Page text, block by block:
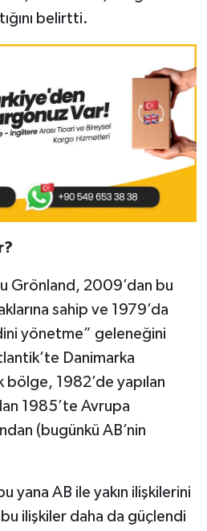
belirtti.
Grönland, 2009’dan bu
sahip ve 1979’da
yönetme” geleneğini
Danimarka
bölge, 1982’de yapılan
1985’te Avrupa
(bugünkü AB’nin
yana AB ile yakın ilişkilerini
ilişkiler daha da güçlendi